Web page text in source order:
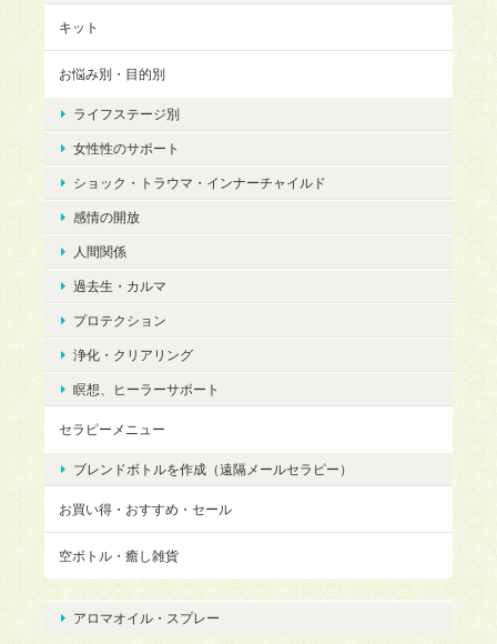
キット
お悩み別・目的別
ライフステージ別
女性性のサポート
ショック・トラウマ・インナーチャイルド
感情の開放
人間関係
過去生・カルマ
プロテクション
浄化・クリアリング
瞑想、ヒーラーサポート
セラピーメニュー
ブレンドボトルを作成（遠隔メールセラピー）
お買い得・おすすめ・セール
空ボトル・癒し雑貨
アロマオイル・スプレー